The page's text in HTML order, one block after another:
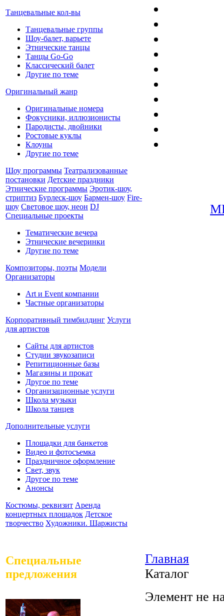
Танцевальные кол-вы
Танцевальные группы
Шоу-балет, варьете
Этнические танцы
Танцы Go-Go
Классический балет
Другие по теме
Оригинальный жанр
Оригинальные номера
Фокусники, иллюзионисты
Пародисты, двойники
Ростовые куклы
Клоуны
Другие по теме
Шоу программы Театрализованные
постановки Детские праздники
Этнические программы Эротик-шоу,
стриптиз Бурлеск-шоу Бармен-шоу Fire-
шоу Световое шоу, неон DJ
Специальные проекты
Тематические вечера
Этнические вечеринки
Другие по теме
Композиторы, поэты Модели
Организаторы
Art и Event компании
Частные организаторы
Корпоративный тимбилдинг Услуги
для артистов
Сайты для артистов
Студии звукозаписи
Репитиционные базы
Магазины и прокат
Другое по теме
Организационные услуги
Школа музыки
Школа танцев
Дополнительные услуги
Площадки для банкетов
Видео и фотосъемка
Праздничное оформление
Свет, звук
Другое по теме
Анонсы
Костюмы, реквизит Аренда
концертных площадок Детское
творчество Художники. Шаржисты
Специальные
предложения
Главная
Каталог
Элемент не